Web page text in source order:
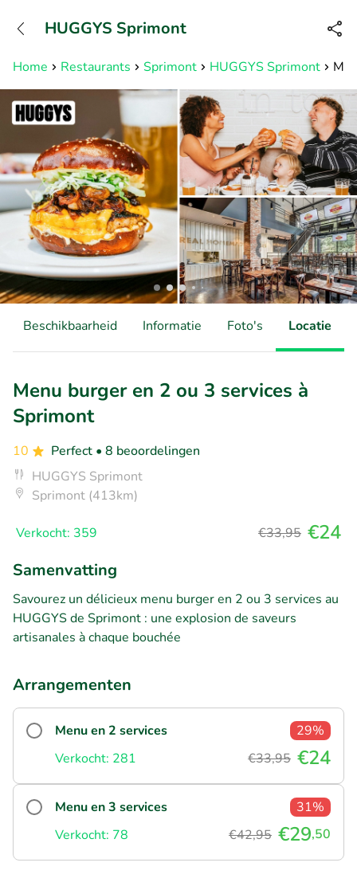
Bereikbaar tot 23:00 uur
Home Restaurants Sprimont HUGGYS Sprimont
HUGGYS Sprimont
Beschikbaarheid Informatie Foto's Locatie
Menu burger en 2 ou 3 services à
Sprimont
10 Perfect • 8 beoordelingen
HUGGYS Sprimont
Sprimont (413km)
Verkocht: 359 €33,95 €24
Samenvatting
Savourez un délicieux menu burger en 2 ou 3 services au
HUGGYS de Sprimont : une explosion de saveurs
artisanales à chaque bouchée
Arrangementen
Menu en 2 services
29%
Verkocht: 281
€33,95 €24
Menu en 3 services
31%
Verkocht: 78
€42,95 €29,50